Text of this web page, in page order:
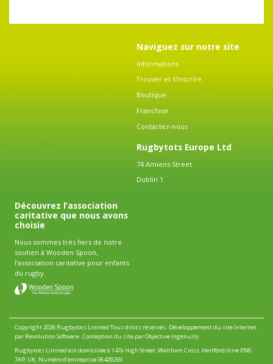
Naviguez sur notre site
Informations
Trouver et s'inscrire
Boutique
Franchise
Contactez-nous
Rugbytots Europe Ltd
74 Amiens Street
Dublin 1
Découvrez l’association
caritative que nous avons
choisie
Nous sommes très fiers de notre
soutien à Wooden Spoon,
l’association caritative pour enfants
du rugby.
Copyright 2026 Rugbytots Limited Tous droits réservés. Développement du site Internet
par Revolution Software.Conception du site par Objective Ingenuity.
Rugbytots Limited est domiciliée à 147a High Street, Waltham Cross, Hertfordshire EN8
7AP, UK. Numéro d’entreprise 06429259.